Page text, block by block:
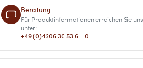
Beratung
Für Produktinformationen erreichen Sie uns
unter:
+49 (0)4206 30 53 6 – 0